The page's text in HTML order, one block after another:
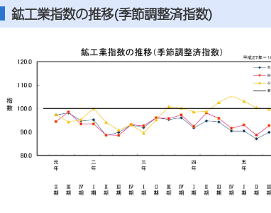
鉱工業指数の推移(季節調整済指数)